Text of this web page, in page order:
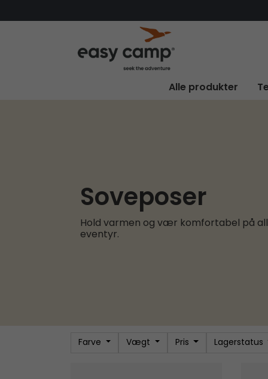
Alle produkter
Soveposer
Hold varmen og vær komfortabel på
eventyr.
Farve Vægt Pris Lagerstatus